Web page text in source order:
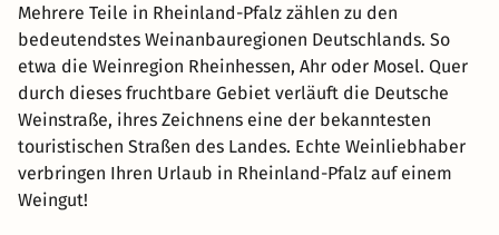
Mehrere Teile in Rheinland-Pfalz zählen zu den
bedeutendstes Weinanbauregionen Deutschlands. So
etwa die Weinregion Rheinhessen, Ahr oder Mosel. Quer
durch dieses fruchtbare Gebiet verläuft die Deutsche
Weinstraße, ihres Zeichnens eine der bekanntesten
touristischen Straßen des Landes. Echte Weinliebhaber
verbringen Ihren Urlaub in Rheinland-Pfalz auf einem
Weingut!